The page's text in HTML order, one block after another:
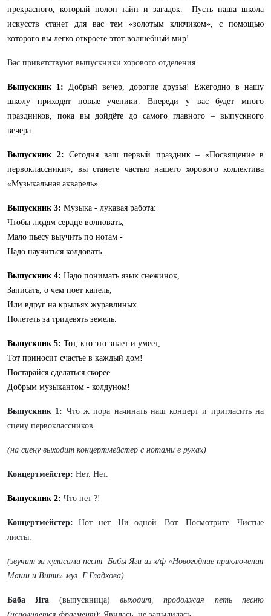
прекрасного, который полон тайн и загадок. Пусть наша школа
искусств станет для вас тем «золотым ключиком», с помощью
которого вы легко откроете этот волшебный мир!
Вас приветствуют выпускники хорового отделения.
Выпускник 1: Добрый вечер, дорогие друзья! Ежегодно в нашу
школу приходят новые ученики. Впереди у вас будет много
праздников, пока вы дойдёте до самого главного – выпускного
вечера.
Выпускник 2: Сегодня ваш первый праздник – «Посвящение в
первоклассники», вы станете частью нашего хорового коллектива
«Музыкальная акварель».
Выпускник 3: Музыка - лукавая работа:
Чтобы людям сердце волновать,
Мало пьесу выучить по нотам -
Надо научиться колдовать.
Выпускник 4: Надо понимать язык снежинок,
Записать, о чем поет капель,
Или вдруг на крыльях журавлиных
Полететь за тридевять земель.
Выпускник 5: Тот, кто это знает и умеет,
Тот приносит счастье в каждый дом!
Постарайся сделаться скорее
Добрым музыкантом - колдуном!
Выпускник 1: Что ж пора начинать наш концерт и пригласить на
сцену первоклассников.
(на сцену выходит концертмейстер с нотами в руках)
Концертмейстер: Нет. Нет.
Выпускник 2: Что нет ?!
Концертмейстер: Нот нет. Ни одной. Вот. Посмотрите. Чистые
листы.
(звучит за кулисами песня Бабы Яги из х/ф «Новогодние приключения
Маши и Вити» муз. Г.Гладкова)
Баба Яга (выпускница)выходит, продолжая петь песню